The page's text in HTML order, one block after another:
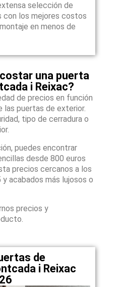
selección de
con los mejores costos
en menos de
una puerta
i Reixac?
de precios en función
las puertas de exterior.
tipo de cerradura o
puedes encontrar
desde 800 euros
precios cercanos a los
acabados más lujosos o
precios y
de
i Reixac